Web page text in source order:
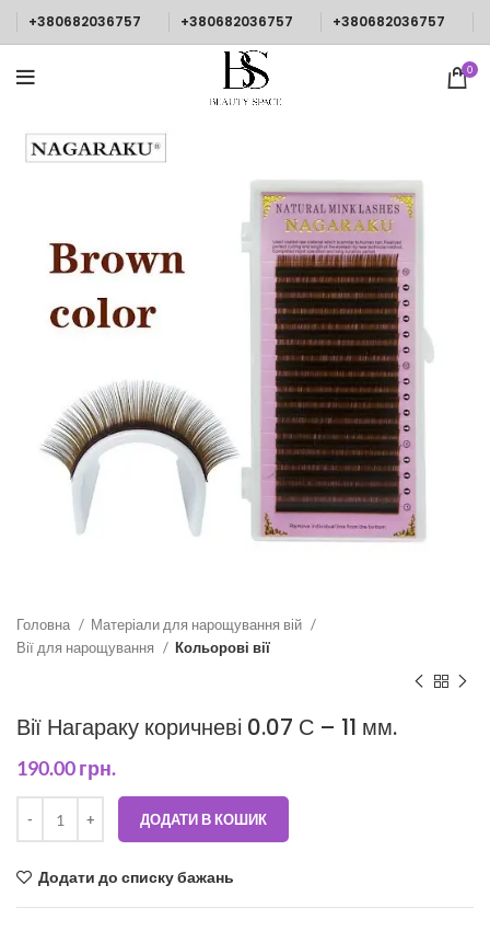
+380682036757 +380682036757 +380682036757
0
Головна
Матеріали для нарощування вій
Вії для нарощування
Кольорові вії
Вії Нагараку коричневі 0.07 С – 11 мм.
190.00грн.
ДОДАТИ В КОШИК
Додати до списку бажань